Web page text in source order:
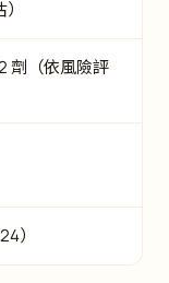
劑（依風險評
）